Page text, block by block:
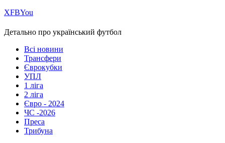
ХFBYou
Детально про український футбол
Всі новини
Трансфери
Єврокубки
УПЛ
1 ліга
2 ліга
Євро - 2024
ЧС -2026
Преса
Трибуна